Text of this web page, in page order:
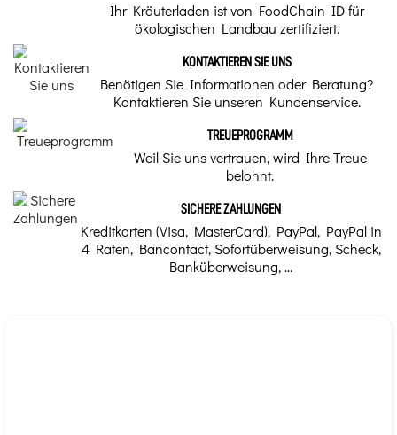
Ihr Kräuterladen ist von FoodChain ID für
ökologischen Landbau zertifiziert.
KONTAKTIEREN SIE UNS
Benötigen Sie Informationen oder Beratung?
Kontaktieren Sie unseren Kundenservice.
TREUEPROGRAMM
Weil Sie uns vertrauen, wird Ihre Treue
belohnt.
SICHERE ZAHLUNGEN
Kreditkarten (Visa, MasterCard), PayPal, PayPal in
4 Raten, Bancontact, Sofortüberweisung, Scheck,
Banküberweisung, ...